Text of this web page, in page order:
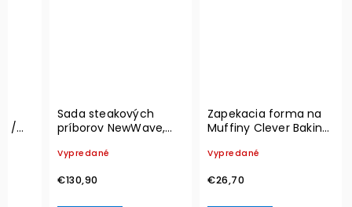
/
Sada steakových
príborov NewWave,
Boch
Vypredané
€130,90
Zapekacia forma na
Muffiny Clever Baking,
Boch
Vypredané
€26,70